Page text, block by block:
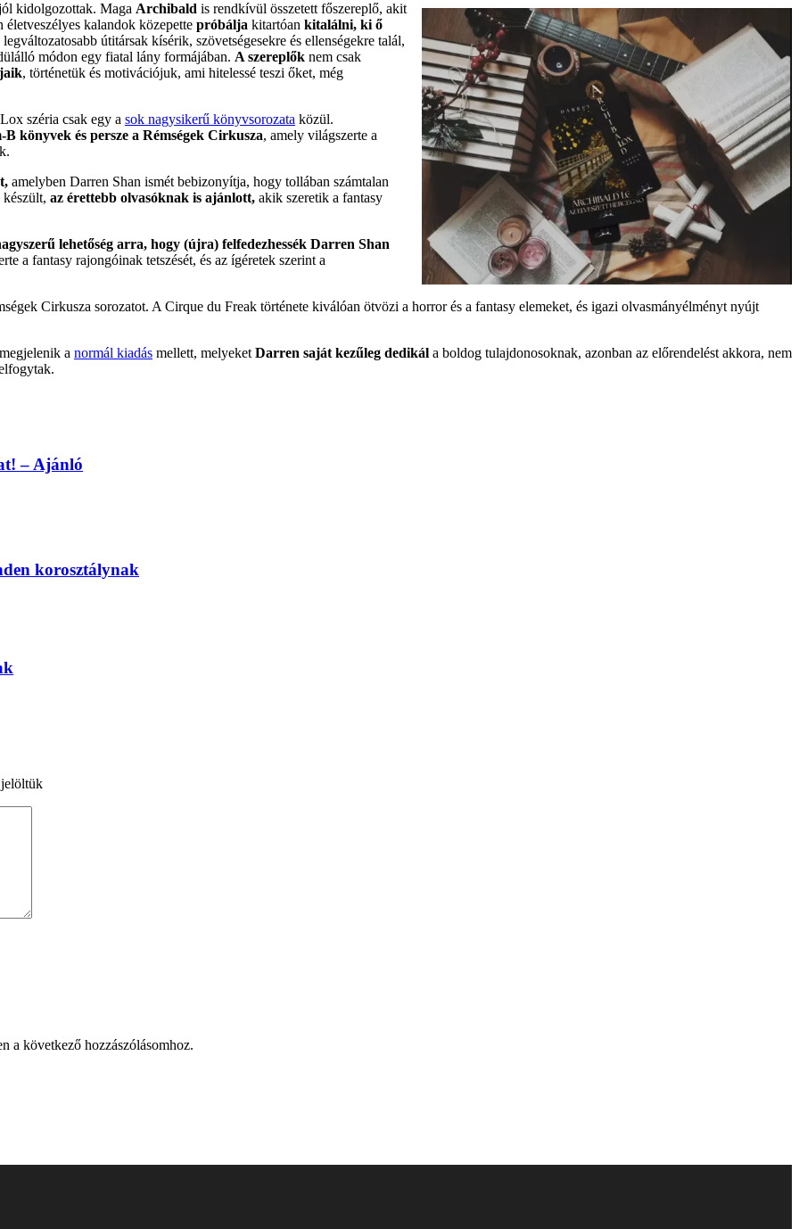
kidolgozottak. Maga Archibald is rendkívül összetett főszereplő, akit
életveszélyes kalandok közepette próbálja kitartóan kitalálni, ki ő
útitársak kísérik, szövetségesekre és ellenségekre talál,
módon egy fiatal lány formájában. A szereplők nem csak
, történetük és motivációjuk, ami hitelessé teszi őket, még
széria csak egy a sok nagysikerű könyvsorozata közül.
könyvek és persze a Rémségek Cirkusza, amely világszerte a
amelyben Darren Shan ismét bebizonyítja, hogy tollában számtalan
az érettebb olvasóknak is ajánlott, akik szeretik a fantasy
lehetőség arra, hogy (újra) felfedezhessék Darren Shan
a fantasy rajongóinak tetszését, és az ígéretek szerint a
Cirkusza sorozatot. A Cirque du Freak története kiválóan ötvözi a horror és a fantasy elemeket, és igazi olvasmányélményt nyújt
a normál kiadás mellett, melyeket Darren saját kezűleg dedikál a boldog tulajdonosoknak, azonban az előrendelést akkora, nem
– Ajánló
korosztálynak
a következő hozzászólásomhoz.